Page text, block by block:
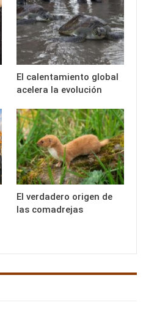
El calentamiento global
acelera la evolución
El verdadero origen de
las comadrejas